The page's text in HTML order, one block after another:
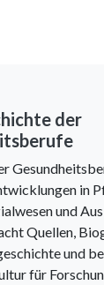
der
in
und
Quellen,
und
für